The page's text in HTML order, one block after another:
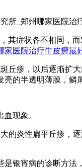
所_郑州哪家医院治
其症状各不相同，
家医院治疗牛皮癣最
疹，以后逐渐扩大
亮的半透明薄膜，鳞
现象。
炎性扁平丘疹，逐
宵病的诊断方法